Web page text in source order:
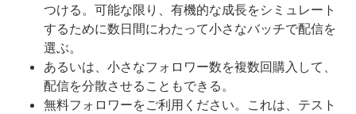
つける。可能な限り、有機的な成長をシミュレート
するために数日間にわたって小さなバッチで配信を
選ぶ。
あるいは、小さなフォロワー数を複数回購入して、
配信を分散させることもできる。
無料フォロワーをご利用ください。これは、テスト